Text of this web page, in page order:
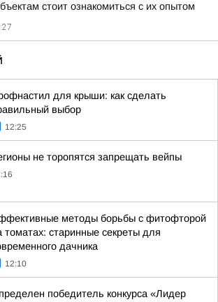
стоит ознакомиться с их опытом
для крыши: как сделать
выбор
12:25
не торопятся запрещать вейпы
методы борьбы с фитофторой
томатах: старинные секреты для
дачника
12:10
победитель конкурса «Лидер